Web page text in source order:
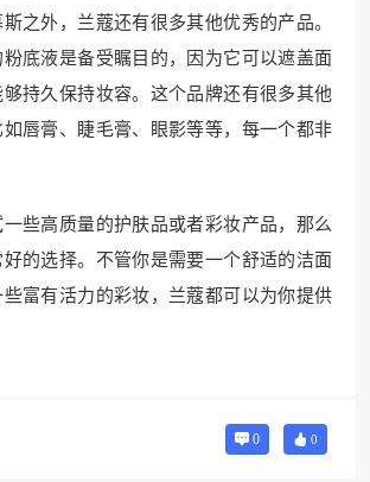
之外，兰蔻还有很多其他优秀的产品。
粉底液是备受瞩目的，因为它可以遮盖面
持久保持妆容。这个品牌还有很多其他
唇膏、睫毛膏、眼影等等，每一个都非
些高质量的护肤品或者彩妆产品，那么
的选择。不管你是需要一个舒适的洁面
富有活力的彩妆，兰蔻都可以为你提供
0 0